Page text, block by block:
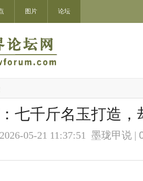
图片 论坛
七千斤名玉打造，
05-21 11:37:51 墨珑甲说 |